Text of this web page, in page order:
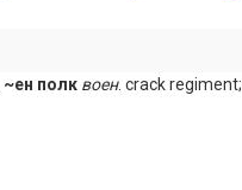
~ен полк воен. crack regiment;